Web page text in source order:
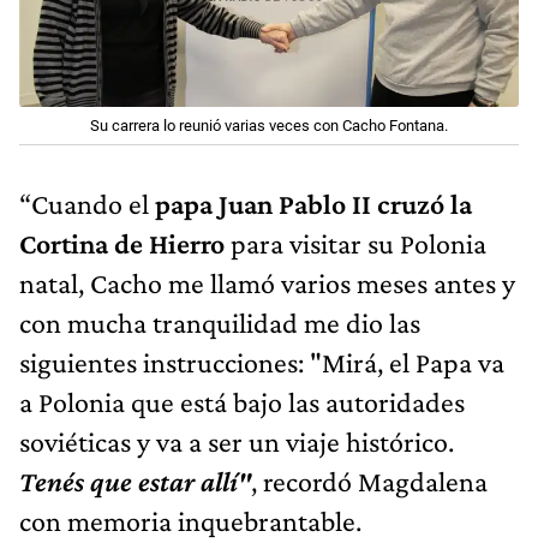
Su carrera lo reunió varias veces con Cacho Fontana.
“Cuando elpapa Juan Pablo II cruzó la
Cortina de Hierropara visitar su Polonia
natal, Cacho me llamó varios meses antes y
con mucha tranquilidad me dio las
siguientes instrucciones: "Mirá, el Papa va
a Polonia que está bajo las autoridades
soviéticas y va a ser un viaje histórico.
Tenés que estar allí", recordó Magdalena
con memoria inquebrantable.